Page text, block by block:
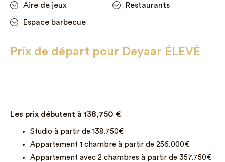
Aire de jeux Restaurants
Espace barbecue
Prix de départ pour Deyaar ÉLEVÉ
Les prix débutent à 138,750 €
Studio à partir de 138.750€
Appartement 1 chambre à partir de 256.000€
Appartement avec 2 chambres à partir de 357.750€